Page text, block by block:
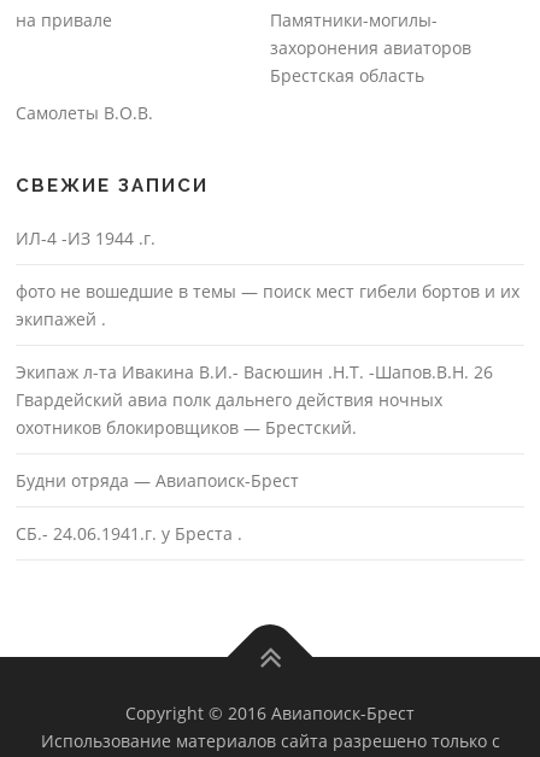
на привале
Памятники-могилы-
захоронения авиаторов
Брестская область
Самолеты В.О.В.
СВЕЖИЕ ЗАПИСИ
ИЛ-4 -ИЗ 1944 .г.
фото не вошедшие в темы — поиск мест гибели бортов и их
экипажей .
Экипаж л-та Ивакина В.И.- Васюшин .Н.Т. -Шапов.В.Н. 26
Гвардейский авиа полк дальнего действия ночных
охотников блокировщиков — Брестский.
Будни отряда — Авиапоиск-Брест
СБ.- 24.06.1941.г. у Бреста .
Copyright © 2016 Авиапоиск-Брест
Использование материалов сайта разрешено только с